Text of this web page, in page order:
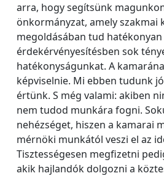
arra, hogy segítsünk
önkormányzat, amely szakmai
megoldásában tud
érdekérvényesítésben sok
hatékonyságunkat. A
képviselnie. Mi ebben tudunk
értünk. S még valami: akiben
nem tudod munkára fogni.
nehézséget, hiszen a kamarai
mérnöki munkától veszi el az
Tisztességesen megfizetni
akik hajlandók dolgozni a